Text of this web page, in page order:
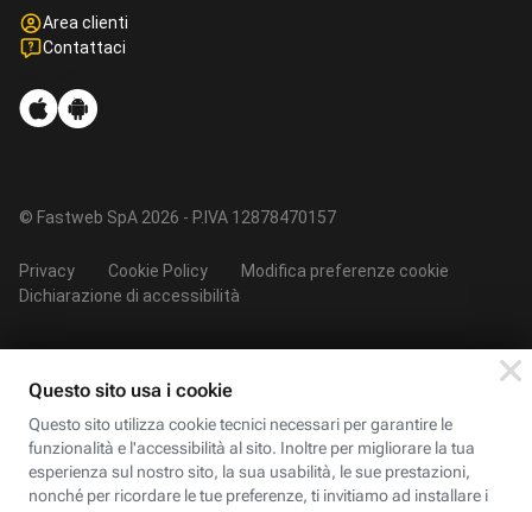
Area clienti
Contattaci
© Fastweb SpA 2026 - P.IVA 12878470157
Privacy Cookie Policy
Modifica preferenze cookie
Dichiarazione di accessibilità